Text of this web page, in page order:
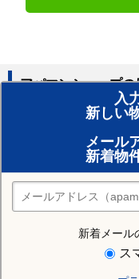
入
新しい
メール
新着物
新着メール
ス
アパマンショップ
賃貸のプロがお部屋探し
おまかせ物件リクエス
住みたい街の店舗を探す
店舗検索
住む街研究所で伊